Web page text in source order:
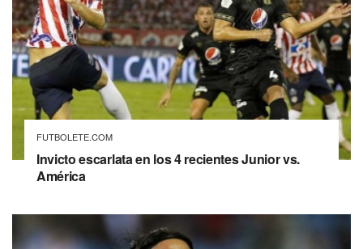
FUTBOLETE.COM
Invicto escarlata en los 4 recientes Junior vs.
América